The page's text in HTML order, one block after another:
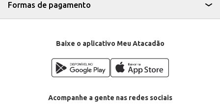
Formas de pagamento
Baixe o aplicativo Meu Atacadão
Acompanhe a gente nas redes sociais